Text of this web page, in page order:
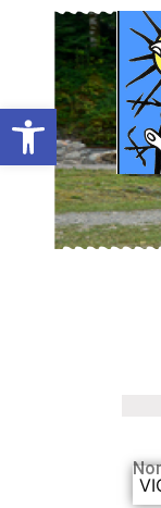
Ouvrir la barre d’outils